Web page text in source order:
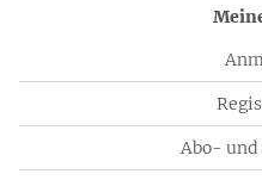
Abo-